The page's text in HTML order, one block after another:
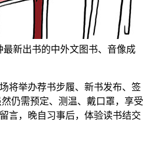
新出书的中外文图书、音像成
举办荐书步履、新书发布、签
仍需预定、测温、戴口罩，享受
言，晚自习事后，体验读书结交